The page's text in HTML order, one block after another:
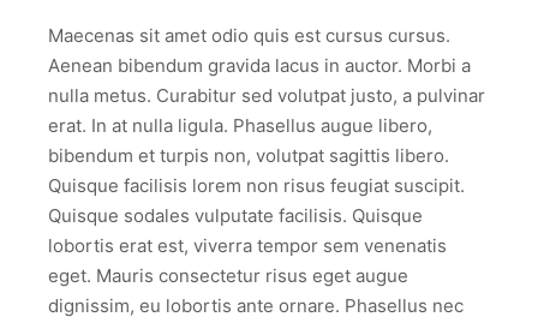
Maecenas sit amet odio quis est cursus cursus.
Aenean bibendum gravida lacus in auctor. Morbi a
nulla metus. Curabitur sed volutpat justo, a pulvinar
erat. In at nulla ligula. Phasellus augue libero,
bibendum et turpis non, volutpat sagittis libero.
Quisque facilisis lorem non risus feugiat suscipit.
Quisque sodales vulputate facilisis. Quisque
lobortis erat est, viverra tempor sem venenatis
eget. Mauris consectetur risus eget augue
dignissim, eu lobortis ante ornare. Phasellus nec